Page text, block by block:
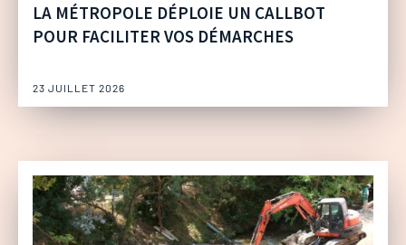
LA MÉTROPOLE DÉPLOIE UN CALLBOT
POUR FACILITER VOS DÉMARCHES
23 JUILLET 2026